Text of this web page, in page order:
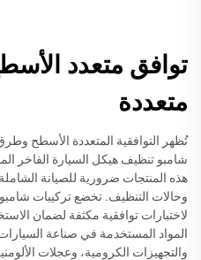
توافق متعدد
متعددة
تُظهر التوافقية المتعددة الأسطح
شامبو تنظيف هيكل السيارة الفاخر
هذه المنتجات ضرورية للصيانة
وحالات التنظيف. تخضع تركيبات
لاختبارات توافقية مكثفة لضمان
المواد المستخدمة في صناعة
والتجهيزات الكرومية، وعجلات